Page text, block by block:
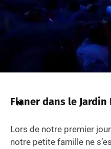
Flaner dans le
Lors de notre premier
notre petite famille ne